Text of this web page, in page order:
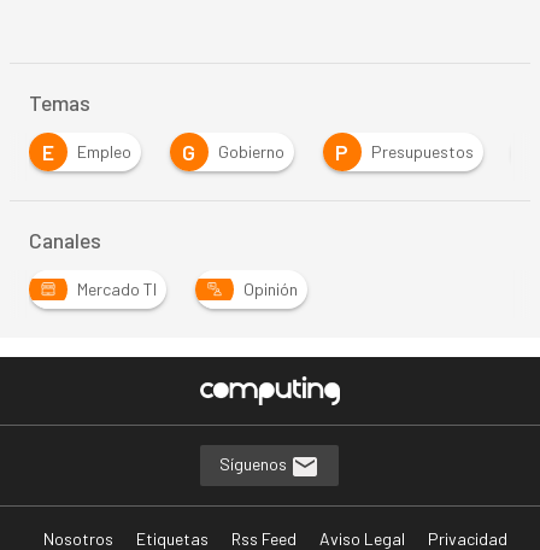
Temas
E
Empleo G Gobierno P Presupuestos
Canales
Mercado TI Opinión
Síguenos
Nosotros Etiquetas Rss Feed Aviso Legal
Privacidad